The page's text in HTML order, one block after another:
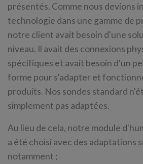
présentés. Comme nous devions
technologie dans une gamme de
notre client avait besoin d'une
niveau. Il avait des connexions
spécifiques et avait besoin d'un
forme pour s'adapter et
produits. Nos sondes standard
simplement pas adaptées.
Au lieu de cela, notre module
a été choisi avec des adaptations
notamment ;